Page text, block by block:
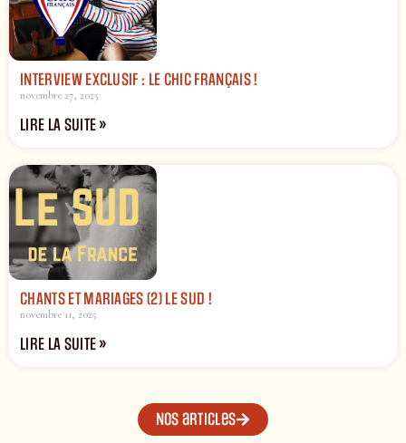
INTERVIEW EXCLUSIF : LE CHIC FRANÇAIS !
novembre 27, 2025
LIRE LA SUITE »
CHANTS ET MARIAGES (2) LE SUD !
novembre 11, 2025
LIRE LA SUITE »
Nos articles